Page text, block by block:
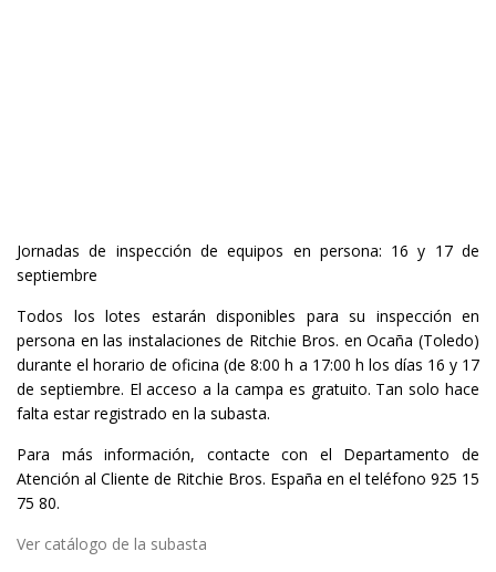
Jornadas de inspección de equipos en persona: 16 y 17 de
septiembre
Todos los lotes estarán disponibles para su inspección en
persona en las instalaciones de Ritchie Bros. en Ocaña (Toledo)
durante el horario de oficina (de 8:00 h a 17:00 h los días 16 y 17
de septiembre. El acceso a la campa es gratuito. Tan solo hace
falta estar registrado en la subasta.
Para más información, contacte con el Departamento de
Atención al Cliente de Ritchie Bros. España en el teléfono 925 15
75 80.
Ver catálogo de la subasta